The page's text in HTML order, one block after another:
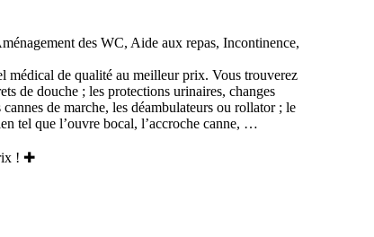
des WC, Aide aux repas, Incontinence,
médical de qualité au meilleur prix. Vous trouverez
de douche ; les protections urinaires, changes
de marche, les déambulateurs ou rollator ; le
tel que l’ouvre bocal, l’accroche canne, …
! ✚